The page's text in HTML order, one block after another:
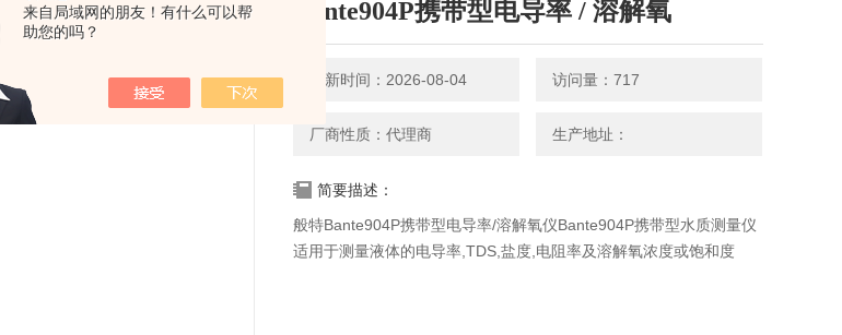
来自局域网的朋友！有什么可以帮
助您的吗？
Bante904P携带型电导率 / 溶解氧
更新时间：2026-08-04 访问量：717
厂商性质：代理商 生产地址：
简要描述：
般特Bante904P携带型电导率/溶解氧仪Bante904P携带型水质测量仪
适用于测量液体的电导率,TDS,盐度,电阻率及溶解氧浓度或饱和度